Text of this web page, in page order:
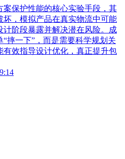
案保护性能的核心实验手段，其
坏，模拟产品在真实物流中可能
计阶段暴露并解决潜在风险。成
摔一下”，而是需要科学规划关
有效指导设计优化，真正提升包